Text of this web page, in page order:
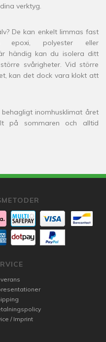
verktyg.
De kan enkelt limmas fast
polyester eller
händig kan du isolera ditt
svårigheter. Vid större
kan det dock vara klokt att
inomhusklimat året
på sommaren och alltid
/ Imprint